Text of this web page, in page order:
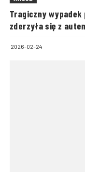
Tragiczny wypadek
zderzyła się z
2026-02-24